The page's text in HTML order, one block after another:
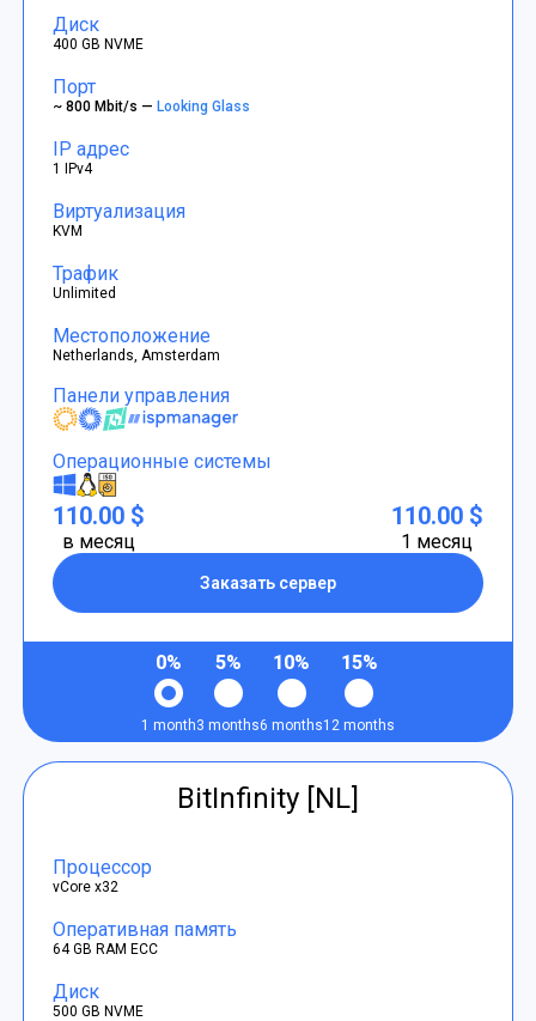
Диск
400 GB NVME
Порт
~ 800 Mbit/s —Looking Glass
IP адрес
1 IPv4
Виртуализация
KVM
Трафик
Unlimited
Местоположение
Netherlands, Amsterdam
Панели управления
Операционные системы
110.00 $
в месяц
Заказать сервер
110.00 $
1 месяц
0%
1 month
5%
3 months
10%
6 months
15%
12 months
BitInfinity [NL]
Процессор
vCore x32
Оперативная память
64 GB RAM ECC
Диск
500 GB NVME